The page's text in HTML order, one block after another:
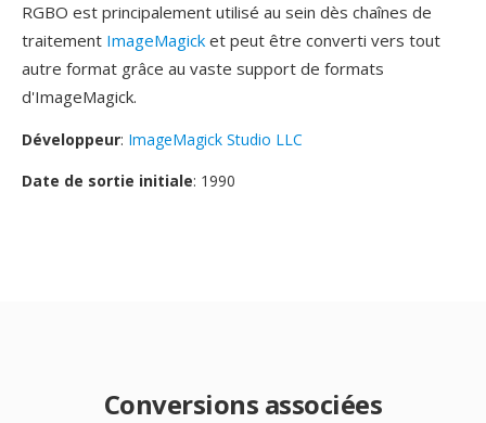
RGBO est principalement utilisé au sein dès chaînes de
traitement ImageMagick et peut être converti vers tout
autre format grâce au vaste support de formats
d'ImageMagick.
Développeur: ImageMagick Studio LLC
Date de sortie initiale: 1990
Conversions associées